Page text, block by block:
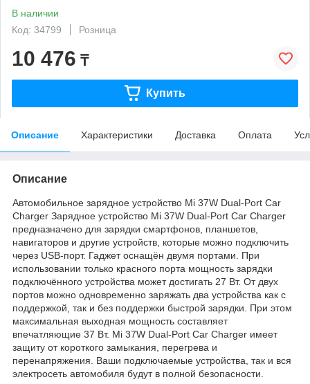
В наличии
Код: 34799
Розница
10 476 ₸
Купить
Описание Характеристики Доставка Оплата
Описание
Автомобильное зарядное устройство Mi 37W Dual-Port Car
Charger Зарядное устройство Mi 37W Dual-Port Car Charger
предназначено для зарядки смартфонов, планшетов,
навигаторов и другие устройств, которые можно подключить
через USB-порт. Гаджет оснащён двумя портами. При
использовании только красного порта мощность зарядки
подключённого устройства может достигать 27 Вт. От двух
портов можно одновременно заряжать два устройства как с
поддержкой, так и без поддержки быстрой зарядки. При этом
максимальная выходная мощность составляет
впечатляющие 37 Вт. Mi 37W Dual-Port Car Charger имеет
защиту от короткого замыкания, перегрева и
перенапряжения. Ваши подключаемые устройства, так и вся
электросеть автомобиля будут в полной безопасности.